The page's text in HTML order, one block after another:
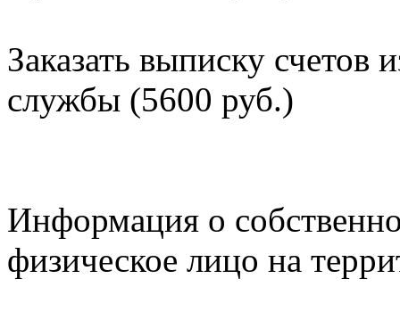
Заказать выписку счетов
службы (5600 руб.)
Информация о
физическое лицо на